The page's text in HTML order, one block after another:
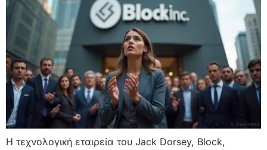
Η τεχνολογική εταιρεία του Jack Dorsey, Block,